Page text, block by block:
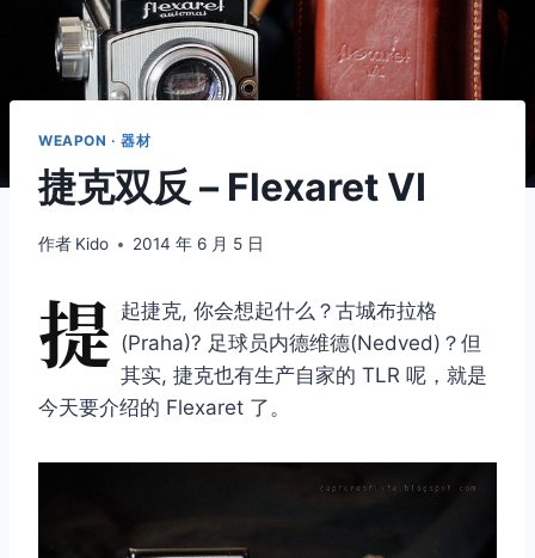
WEAPON · 器材
捷克双反 – Flexaret VI
作者 Kido 2014 年 6 月 5 日
提 起捷克, 你会想起什么？古城布拉格
(Praha)? 足球员内德维德(Nedved)？但
其实, 捷克也有生产自家的 TLR 呢，就是
今天要介绍的 Flexaret 了。